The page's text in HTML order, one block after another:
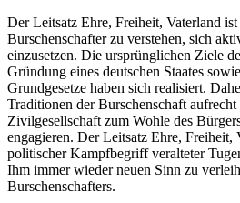
Der Leitsatz Ehre, Freiheit, Vaterland
Burschenschafter zu verstehen, sich
einzusetzen. Die ursprünglichen Ziele
Gründung eines deutschen Staates
Grundgesetze haben sich realisiert.
Traditionen der Burschenschaft
Zivilgesellschaft zum Wohle des
engagieren. Der Leitsatz Ehre, Freiheit,
politischer Kampfbegriff veralteter
Ihm immer wieder neuen Sinn zu
Burschenschafters.